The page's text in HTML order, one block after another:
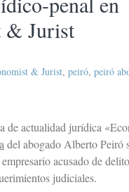
& Jurist
& Jurist, peiró, peiró
de actualidad jurídica
del abogado Alberto Peiró
acusado de
judiciales.